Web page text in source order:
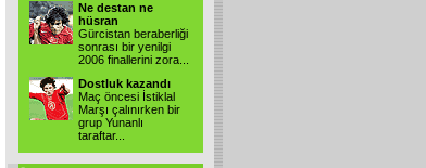
Ne destan ne
hüsran
Gürcistan beraberliği
sonrası bir yenilgi
2006 finallerini zora
Dostluk kazandı
Maç öncesi İstiklal
Marşı çalınırken bir
grup Yunanlı
taraftar...